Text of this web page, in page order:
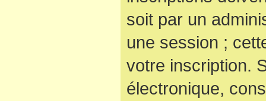
soit par un
une session ;
votre inscription.
électronique,